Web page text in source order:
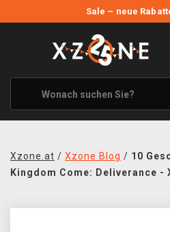
Sale – neue
ANGEBOTE
ALLE MARKEN
XZONE ORIGINALS
KLEIDUNG & ACCESSOIRES
BÜCHER & COMICS
Xzone.at / Xzone Blog / 10
Kingdom Come: Deliverance -